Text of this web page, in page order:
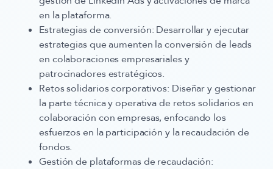
en la plataforma.
Estrategias de conversión: Desarrollar y ejecutar
estrategias que aumenten la conversión de leads
en colaboraciones empresariales y
patrocinadores estratégicos.
Retos solidarios corporativos: Diseñar y gestionar
la parte técnica y operativa de retos solidarios en
colaboración con empresas, enfocando los
esfuerzos en la participación y la recaudación de
fondos.
Gestión de plataformas de recaudación: